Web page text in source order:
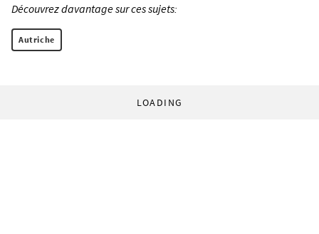
Découvrez davantage sur ces sujets:
Autriche
LOADING